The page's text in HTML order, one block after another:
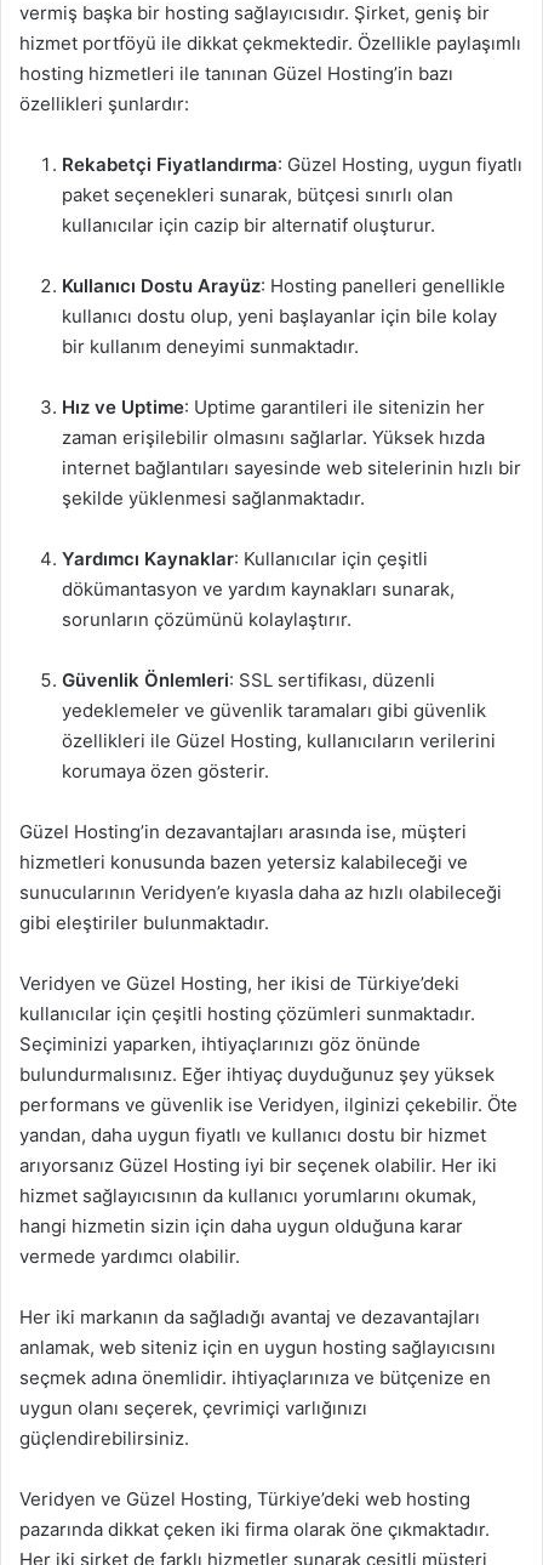
vermiş başka bir hosting sağlayıcısıdır. Şirket, geniş bir
hizmet portföyü ile dikkat çekmektedir. Özellikle paylaşımlı
hosting hizmetleri ile tanınan Güzel Hosting’in bazı
özellikleri şunlardır:
Rekabetçi Fiyatlandırma: Güzel Hosting, uygun fiyatlı
paket seçenekleri sunarak, bütçesi sınırlı olan
kullanıcılar için cazip bir alternatif oluşturur.
Kullanıcı Dostu Arayüz: Hosting panelleri genellikle
kullanıcı dostu olup, yeni başlayanlar için bile kolay
bir kullanım deneyimi sunmaktadır.
Hız ve Uptime: Uptime garantileri ile sitenizin her
zaman erişilebilir olmasını sağlarlar. Yüksek hızda
internet bağlantıları sayesinde web sitelerinin hızlı bir
şekilde yüklenmesi sağlanmaktadır.
Yardımcı Kaynaklar: Kullanıcılar için çeşitli
dökümantasyon ve yardım kaynakları sunarak,
sorunların çözümünü kolaylaştırır.
Güvenlik Önlemleri: SSL sertifikası, düzenli
yedeklemeler ve güvenlik taramaları gibi güvenlik
özellikleri ile Güzel Hosting, kullanıcıların verilerini
korumaya özen gösterir.
Güzel Hosting’in dezavantajları arasında ise, müşteri
hizmetleri konusunda bazen yetersiz kalabileceği ve
sunucularının Veridyen’e kıyasla daha az hızlı olabileceği
gibi eleştiriler bulunmaktadır.
Veridyen ve Güzel Hosting, her ikisi de Türkiye’deki
kullanıcılar için çeşitli hosting çözümleri sunmaktadır.
Seçiminizi yaparken, ihtiyaçlarınızı göz önünde
bulundurmalısınız. Eğer ihtiyaç duyduğunuz şey yüksek
performans ve güvenlik ise Veridyen, ilginizi çekebilir. Öte
yandan, daha uygun fiyatlı ve kullanıcı dostu bir hizmet
arıyorsanız Güzel Hosting iyi bir seçenek olabilir. Her iki
hizmet sağlayıcısının da kullanıcı yorumlarını okumak,
hangi hizmetin sizin için daha uygun olduğuna karar
vermede yardımcı olabilir.
Her iki markanın da sağladığı avantaj ve dezavantajları
anlamak, web siteniz için en uygun hosting sağlayıcısını
seçmek adına önemlidir. ihtiyaçlarınıza ve bütçenize en
uygun olanı seçerek, çevrimiçi varlığınızı
güçlendirebilirsiniz.
Veridyen ve Güzel Hosting, Türkiye’deki web hosting
pazarında dikkat çeken iki firma olarak öne çıkmaktadır.
Her iki şirket de farklı hizmetler sunarak çeşitli müşteri